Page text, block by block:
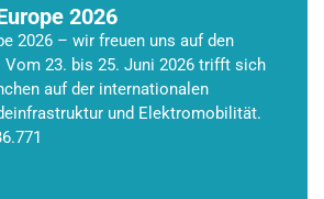
2026
2026 – wir freuen uns auf den
Vom 23. bis 25. Juni 2026 trifft sich
auf der internationalen
und Elektromobilität.